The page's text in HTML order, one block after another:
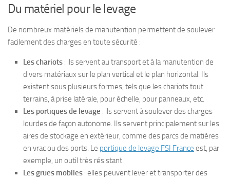
Du matériel pour le levage
De nombreux matériels de manutention permettent de soulever
facilement des charges en toute sécurité :
Les chariots : ils servent au transport et à la manutention de
divers matériaux sur le plan vertical et le plan horizontal. Ils
existent sous plusieurs formes, tels que les chariots tout
terrains, à prise latérale, pour échelle, pour panneaux, etc.
Les portiques de levage : ils servent à soulever des charges
lourdes de façon autonome. Ils servent principalement sur les
aires de stockage en extérieur, comme des parcs de matières
en vrac ou des ports. Le portique de levage FSI France est, par
exemple, un outil très résistant.
Les grues mobiles : elles peuvent lever et transporter des